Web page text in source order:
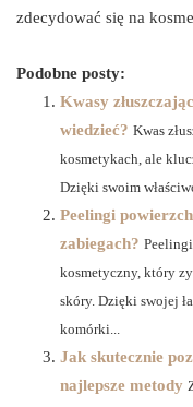
zdecydować się na
Podobne posty:
Kwasy
wiedzieć? Kwas
kosmetykach, ale
Dzięki swoim
Peelingi
zabiegach?
kosmetyczny, który
skóry. Dzięki swojej
komórki...
Jak skutecznie
najlepsze metody